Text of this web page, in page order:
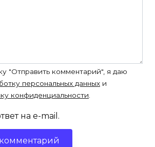
"Отправить комментарий", я даю
персональных данных и
конфиденциальности.
на e-mail.